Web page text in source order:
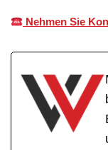
Nehmen Sie